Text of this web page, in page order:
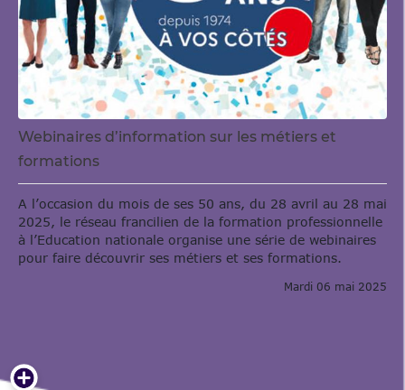
Webinaires d’information sur les métiers et
formations
A l’occasion du mois de ses 50 ans, du 28 avril au 28 mai
2025, le réseau francilien de la formation professionnelle
à l’Education nationale organise une série de webinaires
pour faire découvrir ses métiers et ses formations.
Mardi 06 mai 2025